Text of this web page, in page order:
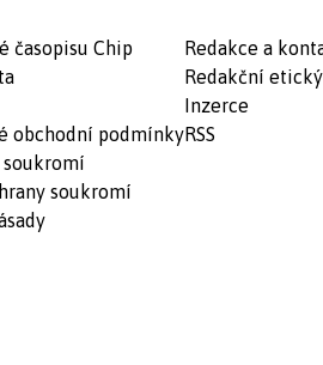
časopisu Chip
obchodní podmínky
soukromí
soukromí
Redakce a
Redakční
Inzerce
RSS